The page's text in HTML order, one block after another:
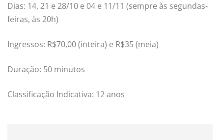
Dias: 14, 21 e 28/10 e 04 e 11/11 (sempre às segundas-
feiras, às 20h)
Ingressos: R$70,00 (inteira) e R$35 (meia)
Duração: 50 minutos
Classificação Indicativa: 12 anos